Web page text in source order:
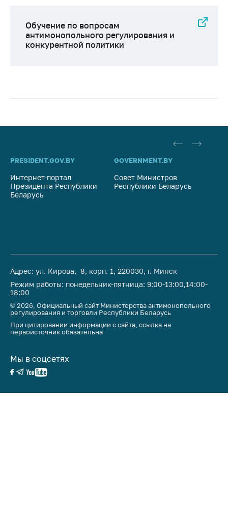
Обучение по вопросам
антимонопольного регулирования и
конкурентной политики
PRESIDENT.GOV.BY
Интернет-портал
Президента Республики
Беларусь
GOVERNMENT.BY
Совет Министров
Республики Беларусь
Адрес: ул. Кирова, 8, корп. 1, 220030, г. Минск
Режим работы: понедельник-пятница: 9:00-13:00,14:00-
18:00
© 2026, Официальный сайт Министерства антимонопольного
регулирования и торговли Республики Беларусь
При цитировании информации с сайта, ссылка на
первоисточник обязательна
Мы в соцсетях